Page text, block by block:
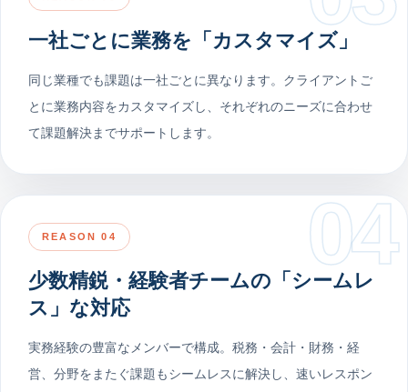
一社ごとに業務を「カスタマイズ」
同じ業種でも課題は一社ごとに異なります。クライアントご
とに業務内容をカスタマイズし、それぞれのニーズに合わせ
て課題解決までサポートします。
04
REASON 04
少数精鋭・経験者チームの「シームレ
ス」な対応
実務経験の豊富なメンバーで構成。税務・会計・財務・経
営、分野をまたぐ課題もシームレスに解決し、速いレスポン